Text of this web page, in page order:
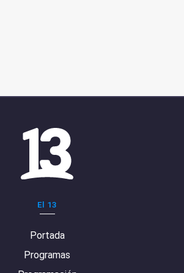
El 13
Portada
Programas